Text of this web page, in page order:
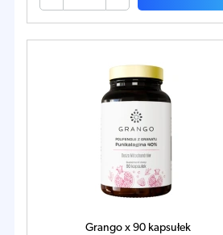
Grango x 90 kapsułek